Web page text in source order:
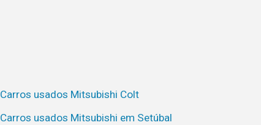
Carros usados Mitsubishi Colt
Carros usados Mitsubishi em Setúbal